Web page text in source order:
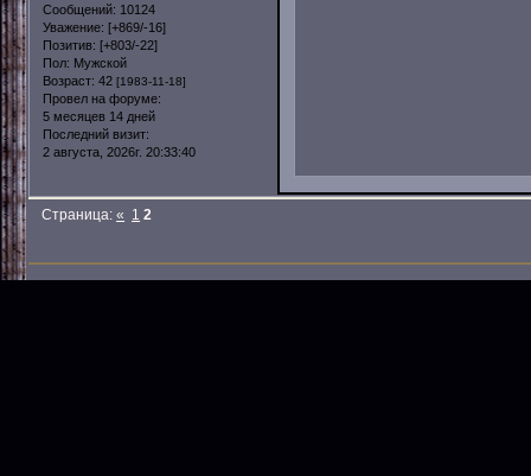
Сообщений: 10124
Уважение: [+869/-16]
Позитив: [+803/-22]
Пол: Мужской
Возраст: 42 [1983-11-18]
Провел на форуме:
5 месяцев 14 дней
Последний визит:
2 августа, 2026г. 20:33:40
Страница:« 1 2